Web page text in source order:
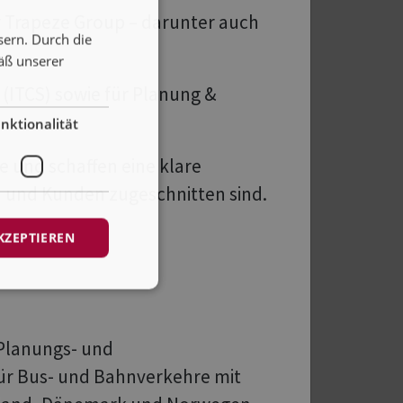
Group – darunter auch
sowie für Planung &
und schaffen eine klare
Kunden zugeschnitten sind.
und
Bus- und Bahnverkehre mit
und planbare
zur Berechnung von
von Mitarbeitenden
Durch die
unserer